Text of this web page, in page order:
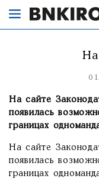
На сайте
появилась
границах
На сайте
появилась
границах